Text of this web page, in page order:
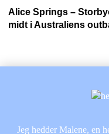
Alice Springs –
midt i Australiens
Jeg hedder Malene, en